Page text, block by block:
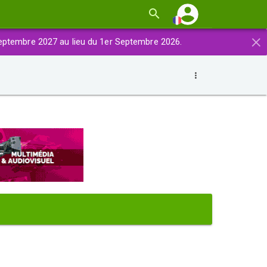
×
2027 au lieu du 1er Septembre 2026.